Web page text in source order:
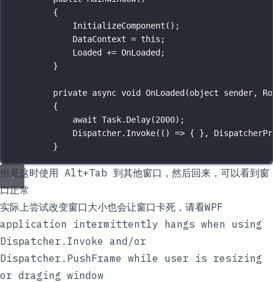
{
InitializeComponent ();
DataContext = this ;
Loaded += OnLoaded;
}
private async void OnLoaded (object sender,
{
await Task. Delay(2000);
Dispatcher. Invoke(() => { },
}
但是这时使用 Alt+Tab 到其他窗口，然后回来，可以看到窗
口正常
实际上尝试改变窗口大小也会让窗口卡死，请看WPF
application intermittently hangs when using
Dispatcher.Invoke and/or
Dispatcher.PushFrame while user is resizing
or draging window